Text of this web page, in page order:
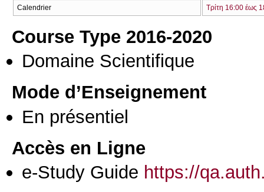
Calendrier Τρίτη 16:00 έως
Course Type 2016-2020
Domaine Scientifique
Mode d’Enseignement
En présentiel
Accès en Ligne
e-Study Guide https://